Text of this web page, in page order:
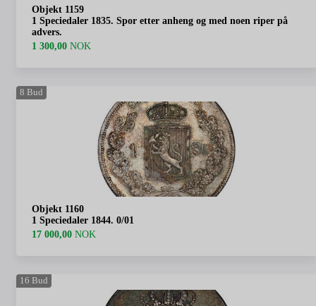
Objekt 1159
1 Speciedaler 1835. Spor etter anheng og med noen riper på
advers.
1 300,00 NOK
8 Bud
Objekt 1160
1 Speciedaler 1844. 0/01
17 000,00 NOK
16 Bud